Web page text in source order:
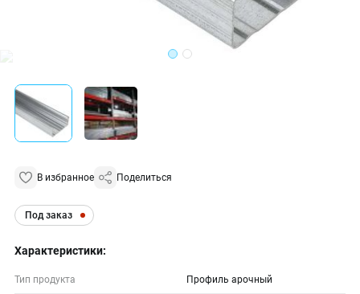
В избранное Поделиться
Под заказ
Характеристики:
Тип продукта Профиль арочный